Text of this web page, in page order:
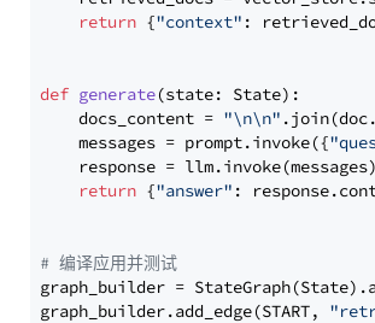
return {"context" :
def generate(state: State):
    docs_content =
"\n\n"
    messages = prompt.invoke({
    response = llm.invoke(messages)
return {"answer" :
# 编译应用并测试
graph_builder =
graph_builder.add_edge(START,